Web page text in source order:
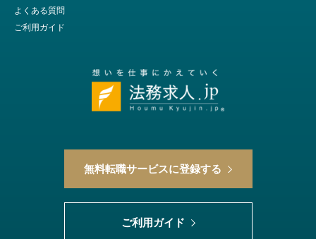
無料転職サービスに登録する
ご利用ガイド
よくある質問
ご利用ガイド